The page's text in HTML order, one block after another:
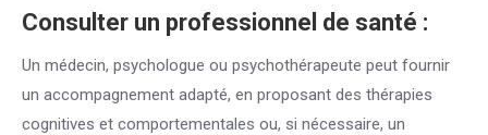
Consulter un professionnel de santé :
Un médecin, psychologue ou psychothérapeute peut fournir
un accompagnement adapté, en proposant des thérapies
cognitives et comportementales ou, si nécessaire, un